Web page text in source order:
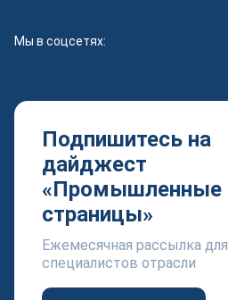
Мы в соцсетях:
Подпишитесь на
дайджест
«Промышленные
страницы»
Ежемесячная рассылка для
специалистов отрасли